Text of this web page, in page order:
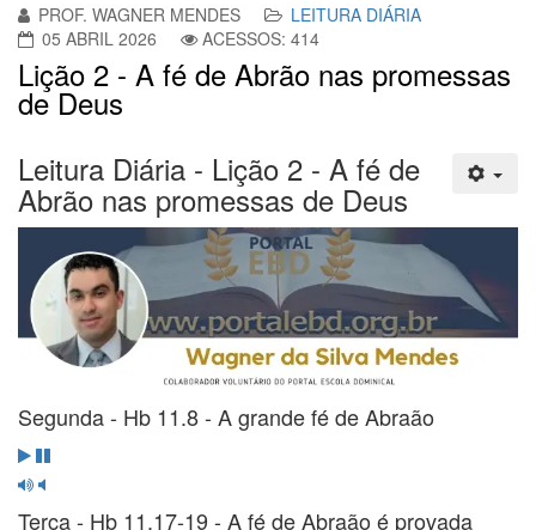
PROF. WAGNER MENDES
LEITURA DIÁRIA
05 ABRIL 2026
ACESSOS: 414
Lição 2 - A fé de Abrão nas promessas
de Deus
Leitura Diária - Lição 2 - A fé de
Abrão nas promessas de Deus
Segunda - Hb 11.8 - A grande fé de Abraão
Terça - Hb 11.17-19 - A fé de Abraão é provada